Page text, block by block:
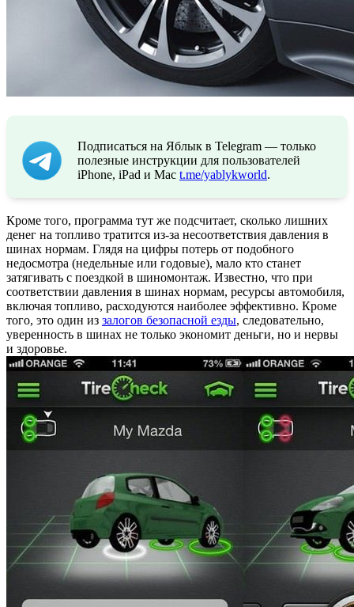
Подписаться на Яблык в Telegram — только
полезные инструкции для пользователей
iPhone, iPad и Mac t.me/yablykworld.
Кроме того, программа тут же подсчитает, сколько лишних
денег на топливо тратится из-за несоответствия давления в
шинах нормам. Глядя на цифры потерь от подобного
недосмотра (недельные или годовые), мало кто станет
затягивать с поездкой в шиномонтаж. Известно, что при
соответствии давления в шинах нормам, ресурсы автомобиля,
включая топливо, расходуются наиболее эффективно. Кроме
того, это один из залогов безопасной езды, следовательно,
уверенность в шинах не только экономит деньги, но и нервы
и здоровье.